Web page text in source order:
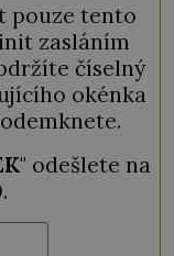
pouze tento
zasláním
číselný
okénka
" odešlete na
.